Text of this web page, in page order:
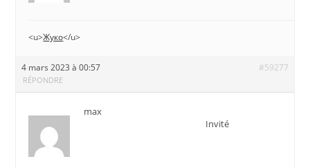
<u>Жуко</u>
4 mars 2023 à 00:57 #59277
RÉPONDRE
max
Invité